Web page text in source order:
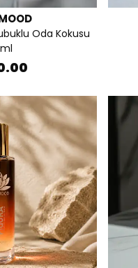
Oda Kokusu